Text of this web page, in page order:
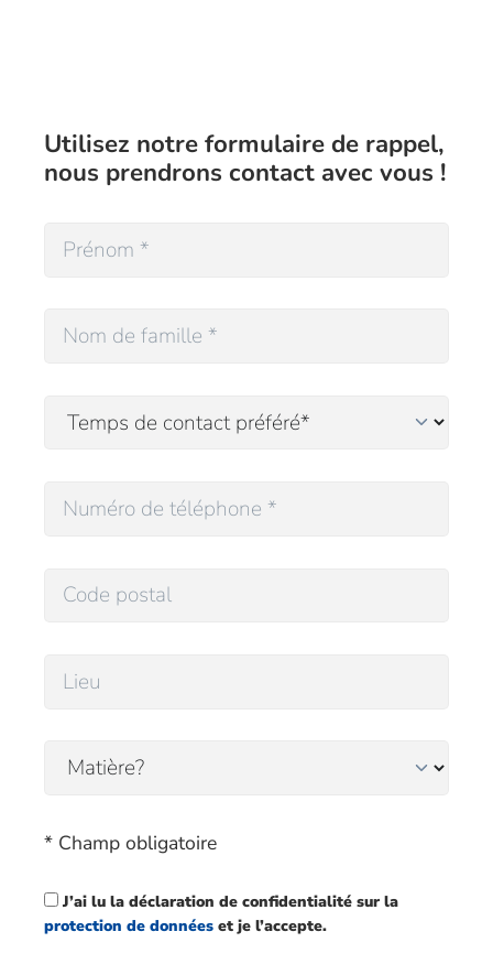
Utilisez notre formulaire de rappel,
nous prendrons contact avec vous !
* Champ obligatoire
J’ai lu la déclaration de confidentialité sur la
protection de données et je l’accepte.